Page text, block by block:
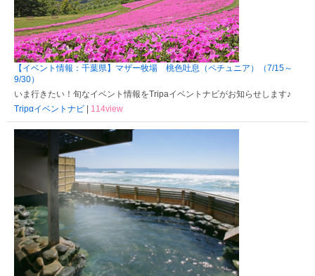
【イベント情報：千葉県】マザー牧場 桃色吐息（ペチュニア）（7/15～
9/30）
いま行きたい！旬なイベント情報をTripaイベントナビがお知らせします♪
Tripαイベントナビ | 114view